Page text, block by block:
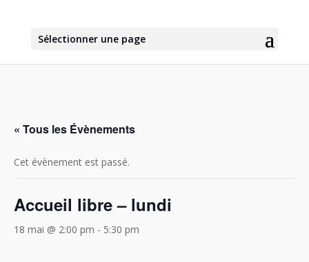
Sélectionner une page
« Tous les Évènements
Cet évènement est passé.
Accueil libre – lundi
18 mai @ 2:00 pm - 5:30 pm